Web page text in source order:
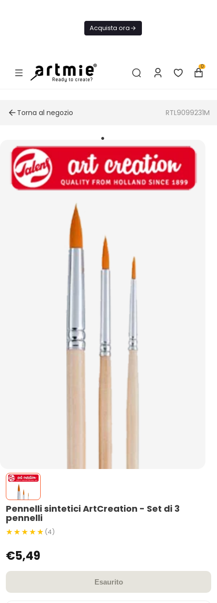
Acquista ora
0
Torna al negozio RTL9099231M
Pennelli sintetici ArtCreation - Set di 3
pennelli
(4)
€5,49
Esaurito